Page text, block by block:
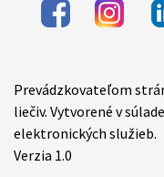
Items
Prevádzkovateľom
liečiv. Vytvorené v
elektronických služieb.
Verzia 1.0